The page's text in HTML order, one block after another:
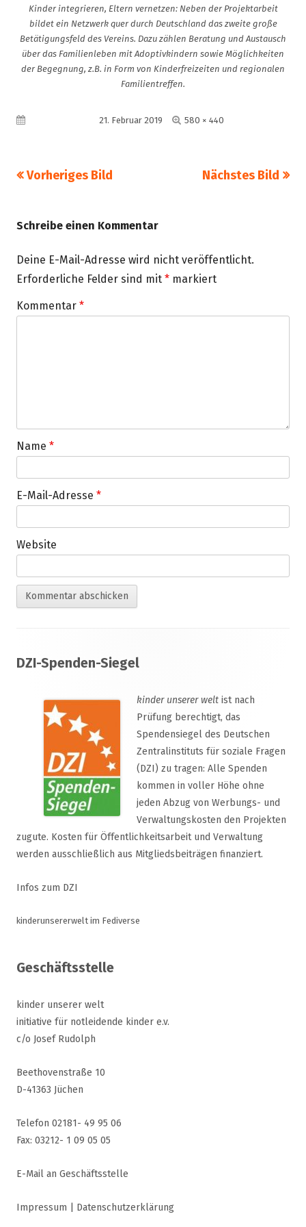
Kinder integrieren, Eltern vernetzen: Neben der Projektarbeit
bildet ein Netzwerk quer durch Deutschland das zweite große
Betätigungsfeld des Vereins. Dazu zählen Beratung und Austausch
über das Familienleben mit Adoptivkindern sowie Möglichkeiten
der Begegnung, z.B. in Form von Kinderfreizeiten und regionalen
Familientreffen.
Veröffentlicht am21. Februar 2019 Volle
580 × 440
Vorheriges Bild Nächstes Bild
Schreibe einen Kommentar
Deine E-Mail-Adresse wird nicht veröffentlicht.
Erforderliche Felder sind mit * markiert
Kommentar *
Name *
E-Mail-Adresse *
Website
Inhalt
DZI-Spenden-Siegel
kinder unserer welt ist nach
Prüfung berechtigt, das
Spendensiegel des Deutschen
Zentralinstituts für soziale Fragen
(DZI) zu tragen: Alle Spenden
kommen in voller Höhe ohne
jeden Abzug von Werbungs- und
Verwaltungskosten den Projekten
zugute. Kosten für Öffentlichkeitsarbeit und Verwaltung
werden ausschließlich aus Mitgliedsbeiträgen finanziert.
Infos zum DZI
kinderunsererwelt im Fediverse
Geschäftsstelle
kinder unserer welt
initiative für notleidende kinder e.v.
c/o Josef Rudolph
Beethovenstraße 10
D-41363 Jüchen
Telefon 02181- 49 95 06
Fax: 03212- 1 09 05 05
E-Mail an Geschäftsstelle
Impressum Datenschutzerklärung